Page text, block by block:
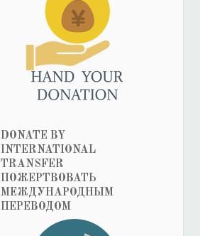
DONATE BY
INTERNATIONAL
TRANSFER
ПОЖЕРТВОВАТЬ
МЕЖДУНАРОДНЫМ
ПЕРЕВОДОМ